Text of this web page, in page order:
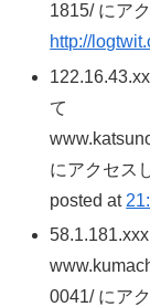
1815/ にア
http://
て
にアクセス
posted at
0041/ にア